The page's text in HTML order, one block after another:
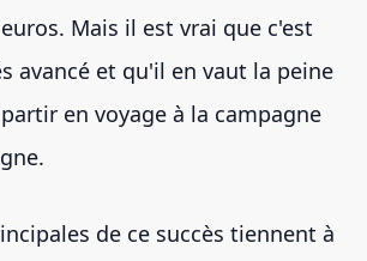
Mais il est vrai que c'est
avancé et qu'il en vaut la peine
en voyage à la campagne
de ce succès tiennent à